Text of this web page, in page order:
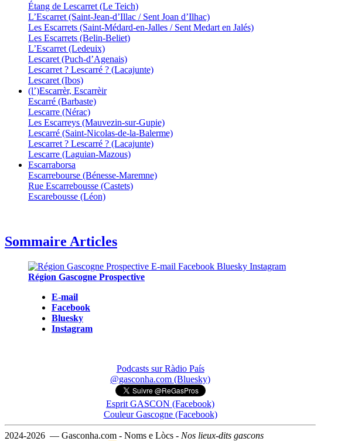
Étang de Lescarret (Le Teich)
L’Escarret (Saint-Jean-d’Illac / Sent Joan d’Ilhac)
Les Escarrets (Saint-Médard-en-Jalles / Sent Medart en Jalés)
Les Escarrets (Belin-Beliet)
L’Escarret (Ledeuix)
Lescaret (Puch-d’Agenais)
Lescarret ? Lescarré ? (Lacajunte)
Lescaret (Ibos)
(l’)Escarrèr, Escarrèir
Escarré (Barbaste)
Lescarre (Nérac)
Les Escarreys (Mauvezin-sur-Gupie)
Lescarré (Saint-Nicolas-de-la-Balerme)
Lescarret ? Lescarré ? (Lacajunte)
Lescarre (Laguian-Mazous)
Escarraborsa
Escarrebourse (Bénesse-Maremne)
Rue Escarrebousse (Castets)
Escarebousse (Léon)
Sommaire Articles
Région Gascogne Prospective
E-mail
Facebook
Bluesky
Instagram
Podcasts sur Ràdio País
@gasconha.com (Bluesky)
Esprit GASCON (Facebook)
Couleur Gascogne (Facebook)
2024-2026 — Gasconha.com - Noms e Lòcs - Nos lieux-dits gascons